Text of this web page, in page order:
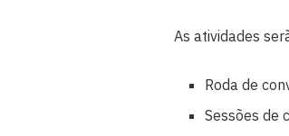
As atividades
Roda de
Sessões de